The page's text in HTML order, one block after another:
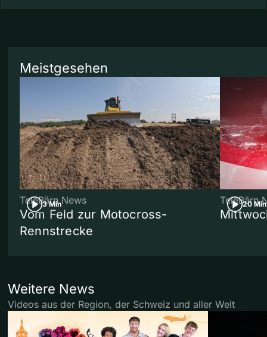
Meistgesehen
3 Min
TeleBärn News
Vom Feld zur Motocross-
Rennstrecke
20 Min
TeleBärn
Weitere News
Videos aus der Region, der Schweiz und aller Welt